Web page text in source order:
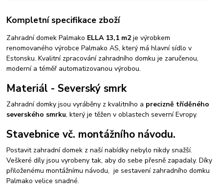
Kompletní specifikace zboží
Zahradní domek Palmako ELLA 13,1 m2je výrobkem
renomovaného výrobce Palmako AS, který má hlavní sídlo v
Estonsku. Kvalitní zpracování zahradního domku je zaručenou,
moderní a téměř automatizovanou výrobou.
Materiál - Severský smrk
Zahradní domky jsou vyráběny z kvalitního a precizně tříděného
severského smrku, který je těžen v oblastech severní Evropy.
Stavebnice vč. montážního návodu.
Postavit zahradní domek z naší nabídky nebylo nikdy snažší.
Veškeré díly jsou vyrobeny tak, aby do sebe přesně zapadaly. Díky
přiloženému montážnímu návodu, je sestavení zahradního domku
Palmako velice snadné.